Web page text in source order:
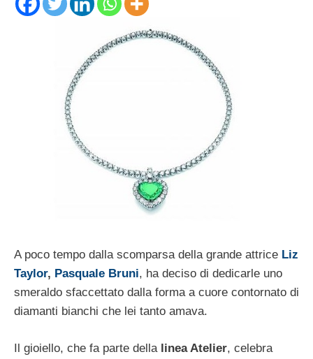
A poco tempo dalla scomparsa della grande attrice Liz
Taylor, Pasquale Bruni, ha deciso di dedicarle uno
smeraldo sfaccettato dalla forma a cuore contornato di
diamanti bianchi che lei tanto amava.
Il gioiello, che fa parte della linea Atelier, celebra